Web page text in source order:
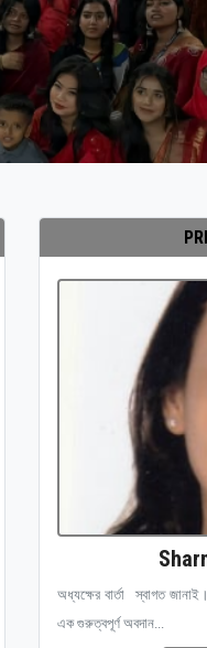
অধ্যক্ষের বার্তা স্বাগত
এক গুরুত্বপূর্ণ অবদান...